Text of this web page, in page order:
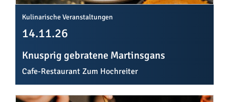
Kulinarische Veranstaltungen
14.11.26
Knusprig gebratene Martinsgans
Cafe-Restaurant Zum Hochreiter